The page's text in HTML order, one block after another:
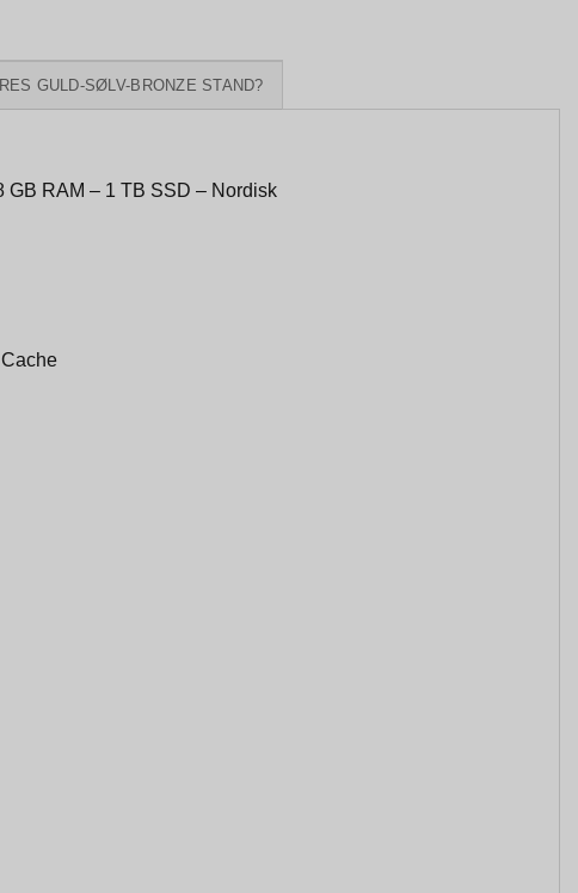
GULD-SØLV-BRONZE STAND?
GB RAM – 1 TB SSD – Nordisk